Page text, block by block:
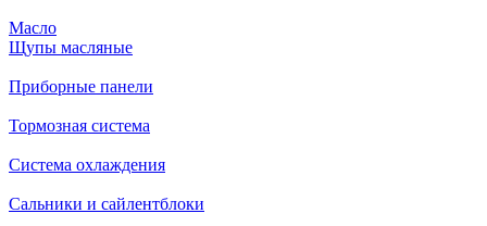
Масло
Щупы масляные
Приборные панели
Тормозная система
Система охлаждения
Сальники и сайлентблоки